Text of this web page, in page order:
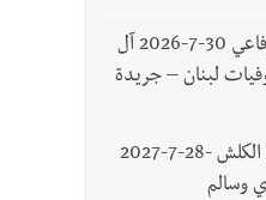
وفاة الحاج نور الدين الرفاعي 30-7-2026 آل
لبنان – جريدة
وفاة الحاج حسن حسين الكلش -28-7-2027
وسالم